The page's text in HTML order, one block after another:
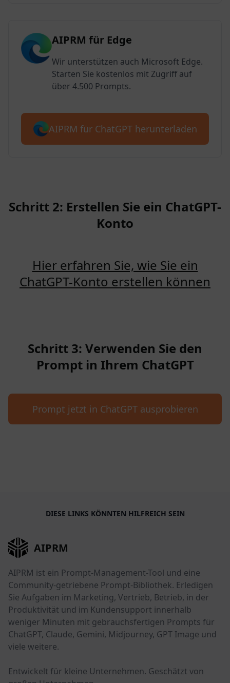
AIPRM für Edge
Wir unterstützen auch Microsoft Edge.
Starten Sie kostenlos mit Zugriff auf
über 4.500 Prompts.
AIPRM für ChatGPT herunterladen
Schritt 2: Erstellen Sie ein ChatGPT-
Konto
Hier erfahren Sie, wie Sie ein
ChatGPT-Konto erstellen können
Schritt 3: Verwenden Sie den
Prompt in Ihrem ChatGPT
Prompt jetzt in ChatGPT ausprobieren
DIESE LINKS KÖNNTEN HILFREICH SEIN
AIPRM
AIPRM ist ein Prompt-Management-Tool und eine
Community-getriebene Prompt-Bibliothek. Erledigen
Sie Aufgaben im Marketing, Vertrieb, Betrieb, in der
Produktivität und im Kundensupport innerhalb
weniger Minuten mit gebrauchsfertigen Prompts für
ChatGPT, Claude, Gemini, Midjourney, GPT Image und
viele weitere.
Entwickelt für kleine Unternehmen. Geschätzt von